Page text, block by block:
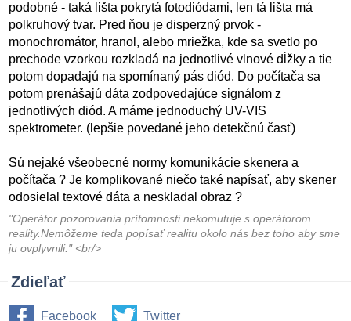
podobné - taká lišta pokrytá fotodiódami, len tá lišta má
polkruhový tvar. Pred ňou je disperzný prvok -
monochromátor, hranol, alebo mriežka, kde sa svetlo po
prechode vzorkou rozkladá na jednotlivé vlnové dĺžky a tie
potom dopadajú na spomínaný pás diód. Do počítača sa
potom prenášajú dáta zodpovedajúce signálom z
jednotlivých diód. A máme jednoduchý UV-VIS
spektrometer. (lepšie povedané jeho detekčnú časť)
Sú nejaké všeobecné normy komunikácie skenera a
počítača ? Je komplikované niečo také napísať, aby skener
odosielal textové dáta a neskladal obraz ?
"Operátor pozorovania prítomnosti nekomutuje s operátorom
reality.Nemôžeme teda popísať realitu okolo nás bez toho aby sme
ju ovplyvnili." <br/>
Zdieľať
Facebook Twitter